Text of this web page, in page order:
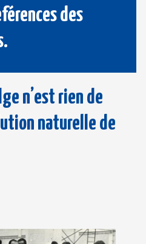
des
n’est rien de
naturelle de